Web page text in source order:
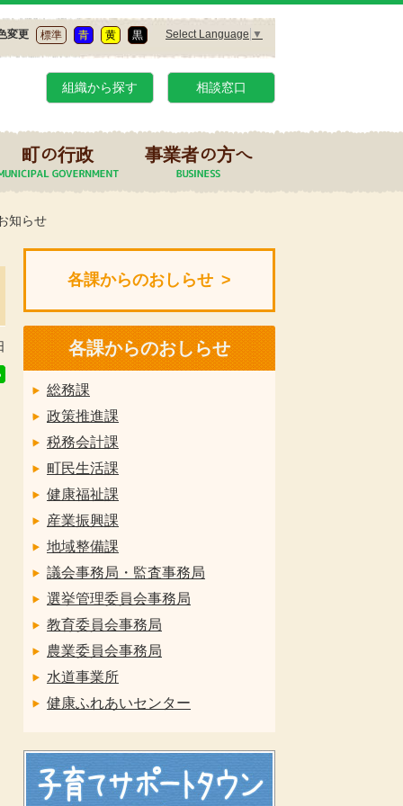
変更 標準 青 黄 黒 Select Language ▼
組織から探す 相談窓口
町の行政 事業者の方へ
知らせ
各課からのおしらせ
各課からのおしらせ
総務課
政策推進課
税務会計課
町民生活課
健康福祉課
産業振興課
地域整備課
議会事務局・監査事務局
選挙管理委員会事務局
教育委員会事務局
農業委員会事務局
水道事業所
健康ふれあいセンター